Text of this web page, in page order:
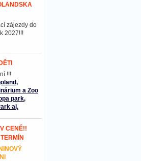
zájezdy do
2027!!!
!!!
a Zoo
park,
aj.
CENĚ!!